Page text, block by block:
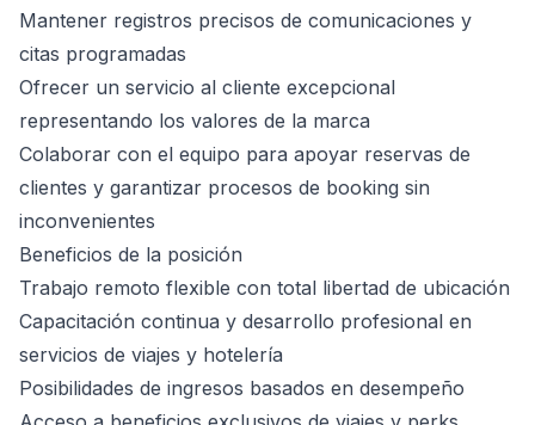
Mantener registros precisos de comunicaciones y
citas programadas
Ofrecer un servicio al cliente excepcional
representando los valores de la marca
Colaborar con el equipo para apoyar reservas de
clientes y garantizar procesos de booking sin
inconvenientes
Beneficios de la posición
Trabajo remoto flexible con total libertad de ubicación
Capacitación continua y desarrollo profesional en
servicios de viajes y hotelería
Posibilidades de ingresos basados en desempeño